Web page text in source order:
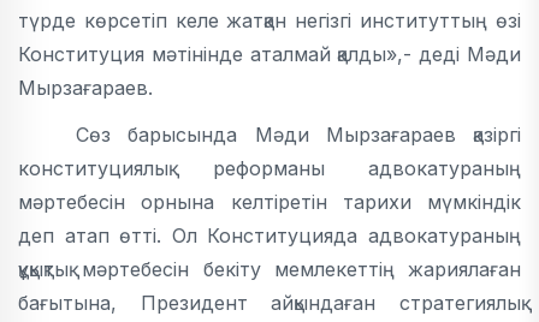
түрде көрсетіп келе жатқан негізгі институттың өзі
Конституция мәтінінде аталмай қалды»,- деді Мәди
Мырзағараев.
Сөз барысында Мәди Мырзағараев қазіргі
конституциялық реформаны адвокатураның
мәртебесін орнына келтіретін тарихи мүмкіндік
деп атап өтті. Ол Конституцияда адвокатураның
құқықтық мәртебесін бекіту мемлекеттің жариялаған
бағытына, Президент айқындаған стратегиялық